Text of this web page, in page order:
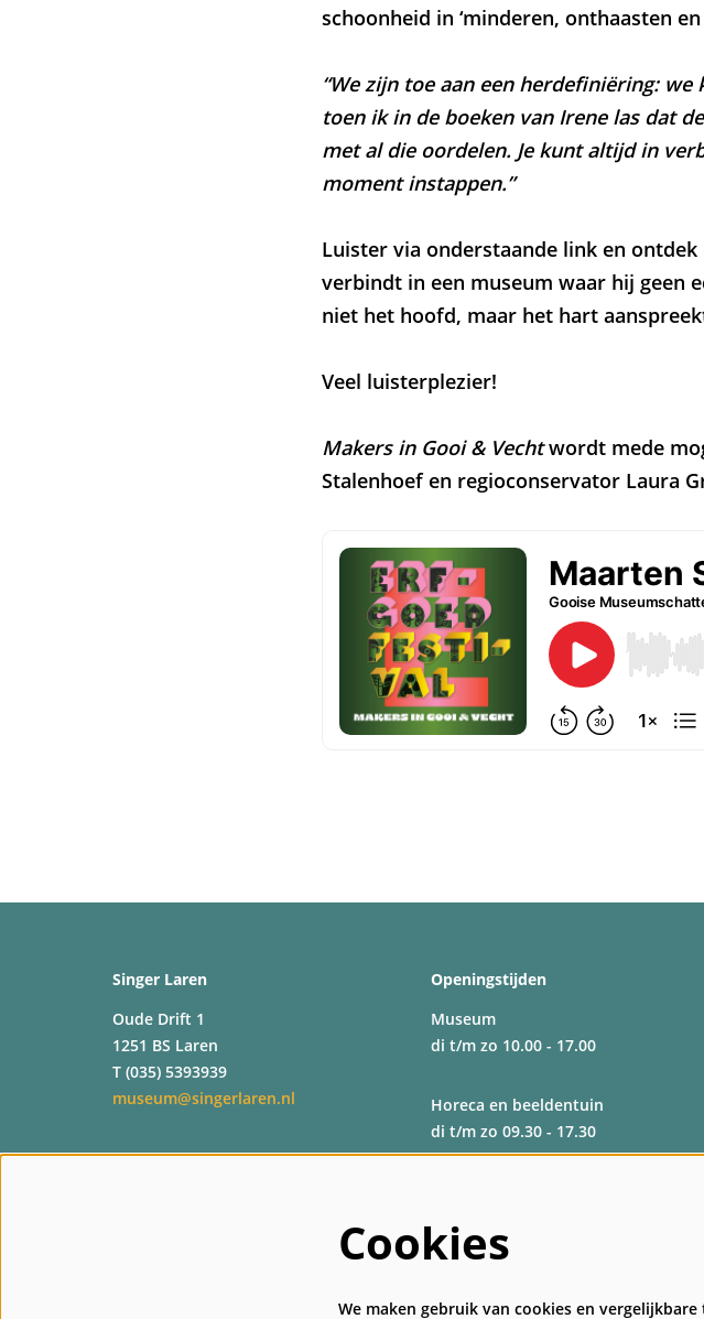
schoonheid in ‘minderen, onthaasten en
“We zijn toe aan een herdefiniëring:
toen ik in de boeken van Irene las dat
met al die oordelen. Je kunt altijd in
moment instappen.”
Luister via onderstaande link en
verbindt in een museum waar hij geen
niet het hoofd, maar het hart
Veel luisterplezier!
Makers in Gooi & Vechtwordt mede
Stalenhoef en regioconservator Laura
Singer Laren
Oude Drift 1
1251 BS Laren
T (035) 5393939
museum@singerlaren.nl
Openingstijden
Museum
di t/m zo 10.00 - 17.00
Horeca en beeldentuin
di t/m zo 09.30 - 17.30
di t/m zo 09.30 - 17.00
Cookies
We maken gebruik van cookies en